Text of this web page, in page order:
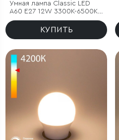
Умная лампа Classic LED
А60 Е27 12W 3300К-6500К
CCT+DIM (BLE2778)
КУПИТЬ